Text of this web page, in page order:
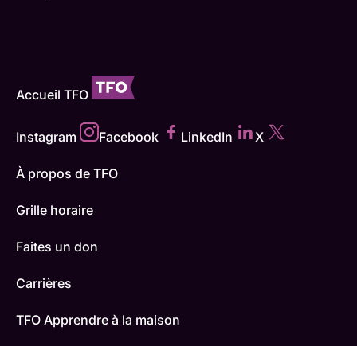
Accueil TFO
Instagram Facebook LinkedIn X
À propos de TFO
Grille horaire
Faites un don
Carrières
TFO Apprendre à la maison